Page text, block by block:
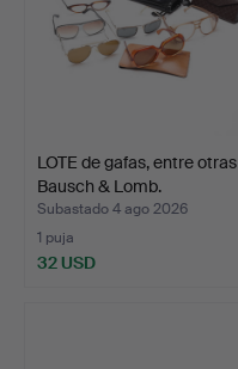
LOTE de gafas, entre otras
Bausch & Lomb.
Subastado 4 ago 2026
1 puja
32 USD